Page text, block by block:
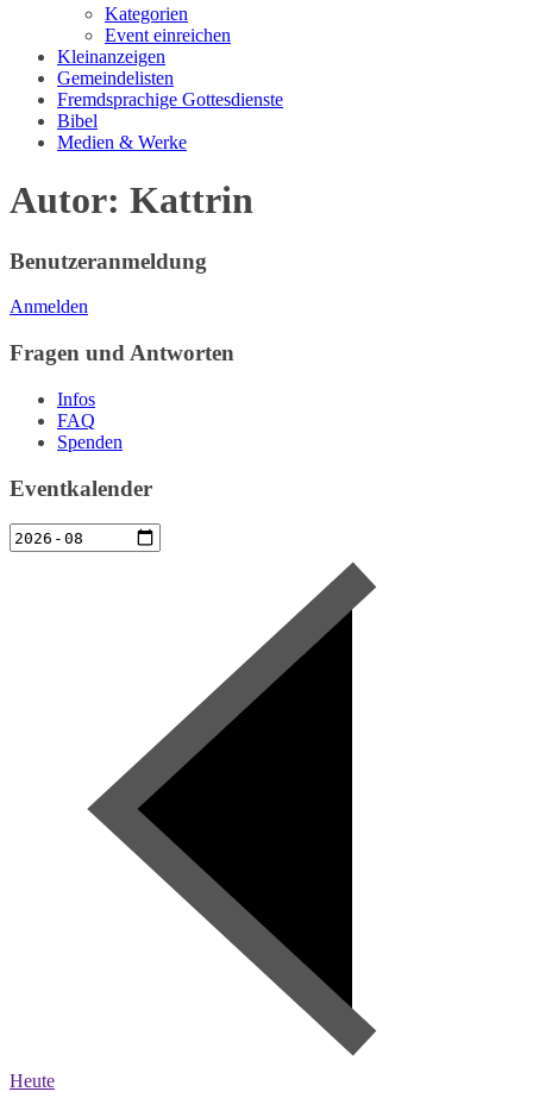
Kategorien
Event einreichen
Kleinanzeigen
Gemeindelisten
Fremdsprachige Gottesdienste
Bibel
Medien & Werke
Autor: Kattrin
Benutzeranmeldung
Anmelden
Fragen und Antworten
Infos
FAQ
Spenden
Eventkalender
Heute